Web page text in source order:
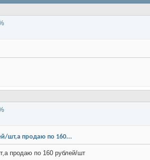
шт,а продаю по 160...
продаю по 160 рублей/шт